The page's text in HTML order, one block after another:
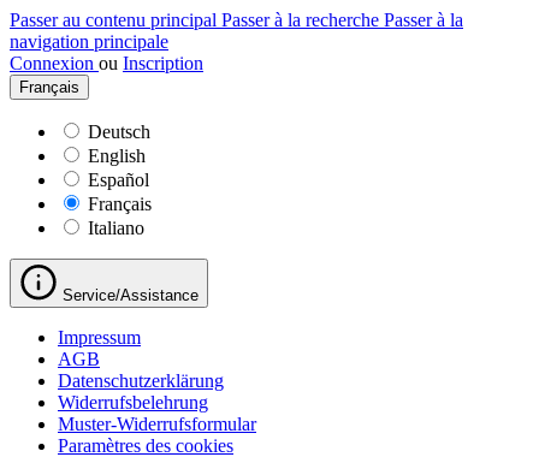
Passer au contenu principal Passer à la recherche Passer à la
navigation principale
Connexion ou Inscription
Français
Deutsch
English
Español
Français
Italiano
Service/Assistance
Impressum
AGB
Datenschutzerklärung
Widerrufsbelehrung
Muster-Widerrufsformular
Paramètres des cookies